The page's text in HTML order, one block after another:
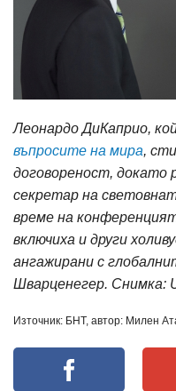
Леонардо ДиКаприо,
въпросите на мира,
договореност, докато
секретар на
време на
включиха и други
ангажирани с
Шварценегер. Снимка:
Източник: БНТ, автор: Милен